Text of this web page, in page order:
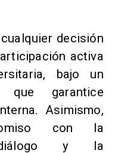
decisión
activa
bajo un
que garantice
Asimismo,
con la
diálogo y la